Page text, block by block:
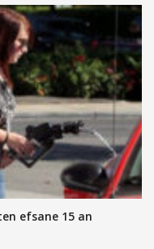
efsane 15 an